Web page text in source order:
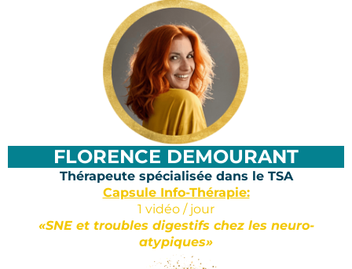
FLORENCE DEMOURANT
Thérapeute spécialisée dans le TSA
Capsule Info-Thérapie:
1 vidéo / jour
«SNE et troubles digestifs chez les neuro-
atypiques»